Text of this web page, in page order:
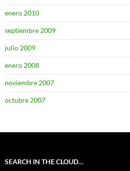
enero 2010
septiembre 2009
julio 2009
enero 2008
noviembre 2007
octubre 2007
SEARCH IN THE CLOUD…